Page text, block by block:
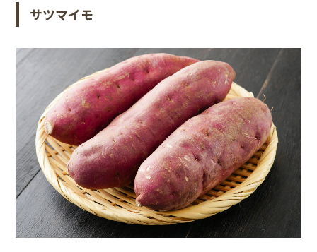
サツマイモ